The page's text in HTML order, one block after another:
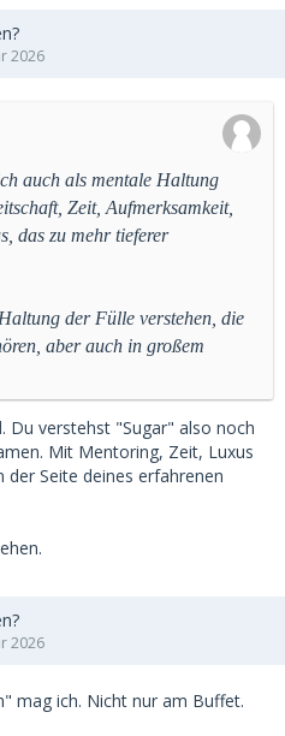
2026
auch als mentale Haltung
Zeit, Aufmerksamkeit,
das zu mehr tieferer
der Fülle verstehen, die
aber auch in großem
Du verstehst "Sugar" also noch
Mit Mentoring, Zeit, Luxus
der Seite deines erfahrenen
2026
mag ich. Nicht nur am Buffet.